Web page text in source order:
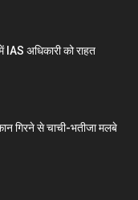
अधिकारी को राहत
गिरने से चाची-भतीजा मलबे